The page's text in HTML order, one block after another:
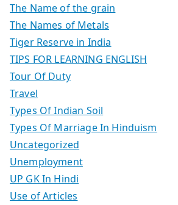
The Name of the grain
The Names of Metals
Tiger Reserve in India
TIPS FOR LEARNING ENGLISH
Tour Of Duty
Travel
Types Of Indian Soil
Types Of Marriage In Hinduism
Uncategorized
Unemployment
UP GK In Hindi
Use of Articles